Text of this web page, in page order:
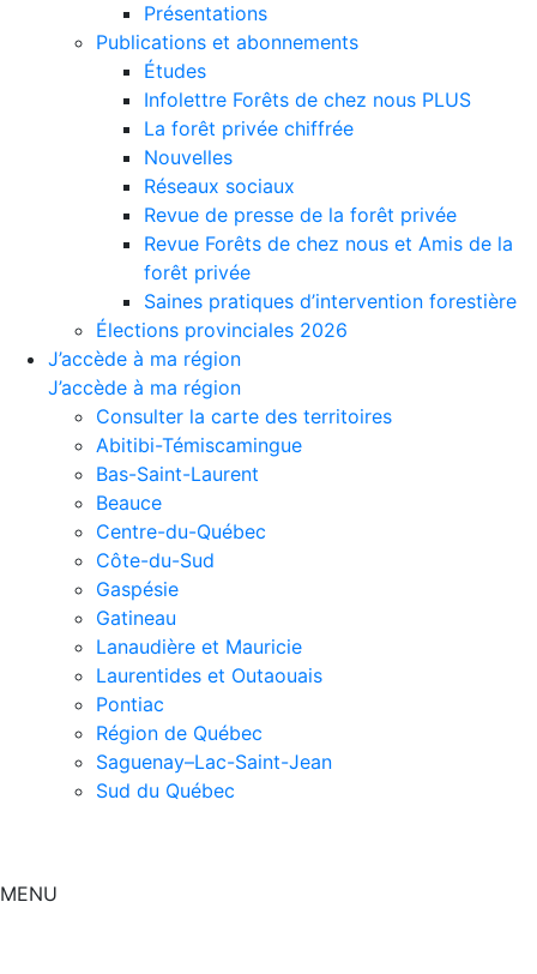
Présentations
Publications et abonnements
Études
Infolettre Forêts de chez nous PLUS
La forêt privée chiffrée
Nouvelles
Réseaux sociaux
Revue de presse de la forêt privée
Revue Forêts de chez nous et Amis de la
forêt privée
Saines pratiques d’intervention forestière
Élections provinciales 2026
J’accède à ma région
J’accède à ma région
Consulter la carte des territoires
Abitibi-Témiscamingue
Bas-Saint-Laurent
Beauce
Centre-du-Québec
Côte-du-Sud
Gaspésie
Gatineau
Lanaudière et Mauricie
Laurentides et Outaouais
Pontiac
Région de Québec
Saguenay–Lac-Saint-Jean
Sud du Québec
MENU